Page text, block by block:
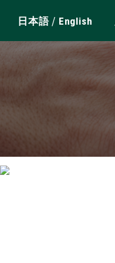
日本語/ English